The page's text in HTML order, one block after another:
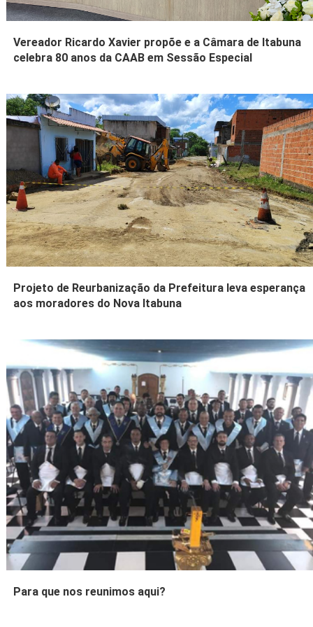
Vereador Ricardo Xavier propõe e a Câmara de Itabuna
celebra 80 anos da CAAB em Sessão Especial
Projeto de Reurbanização da Prefeitura leva esperança
aos moradores do Nova Itabuna
Para que nos reunimos aqui?